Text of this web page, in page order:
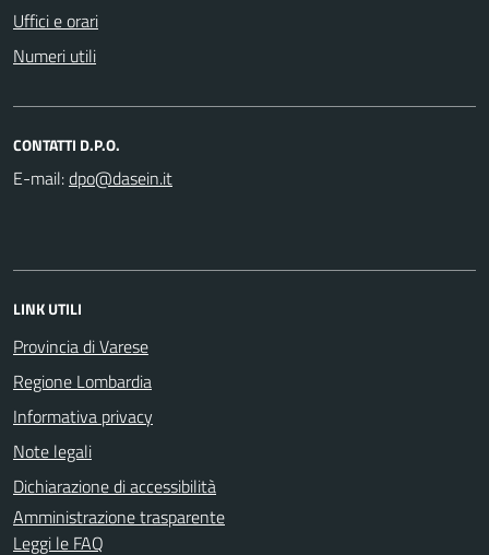
Uffici e orari
Numeri utili
CONTATTI D.P.O.
E-mail:
LINK UTILI
Provincia di Varese
Regione Lombardia
Informativa privacy
Note legali
Dichiarazione di accessibilità
Amministrazione trasparente
Leggi le FAQ